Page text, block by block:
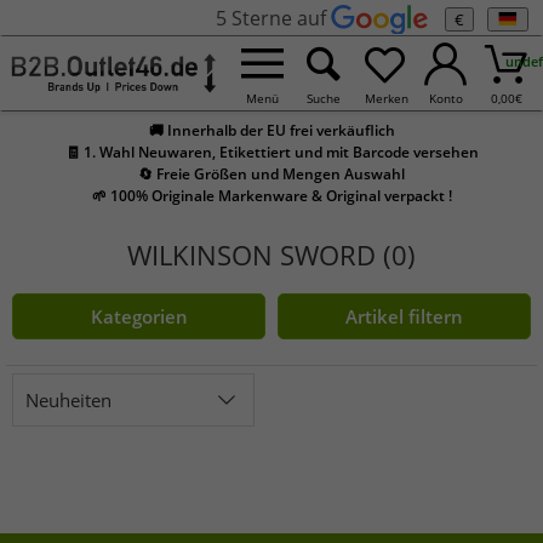
5 Sterne auf €
Menü Suche Merken Konto 0,00€
🚚 Innerhalb der EU frei verkäuflich
🧾 1. Wahl Neuwaren, Etikettiert und mit Barcode versehen
🔄 Freie Größen und Mengen Auswahl
🌱 100% Originale Markenware & Original verpackt !
WILKINSON SWORD (0)
Kategorien Artikel filtern
Neuheiten